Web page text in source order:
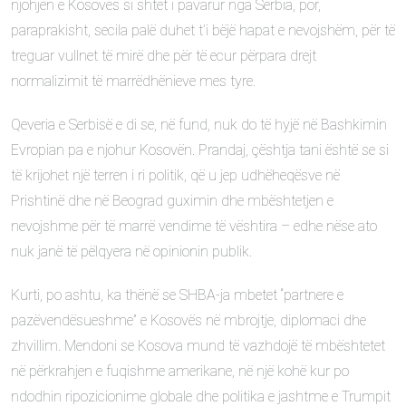
njohjen e Kosovës si shtet i pavarur nga Serbia, por,
paraprakisht, secila palë duhet t’i bëjë hapat e nevojshëm, për të
treguar vullnet të mirë dhe për të ecur përpara drejt
normalizimit të marrëdhënieve mes tyre.
Qeveria e Serbisë e di se, në fund, nuk do të hyjë në Bashkimin
Evropian pa e njohur Kosovën. Prandaj, çështja tani është se si
të krijohet një terren i ri politik, që u jep udhëheqësve në
Prishtinë dhe në Beograd guximin dhe mbështetjen e
nevojshme për të marrë vendime të vështira – edhe nëse ato
nuk janë të pëlqyera në opinionin publik.
Kurti, po ashtu, ka thënë se SHBA-ja mbetet “partnere e
pazëvendësueshme” e Kosovës në mbrojtje, diplomaci dhe
zhvillim. Mendoni se Kosova mund të vazhdojë të mbështetet
në përkrahjen e fuqishme amerikane, në një kohë kur po
ndodhin ripozicionime globale dhe politika e jashtme e Trumpit